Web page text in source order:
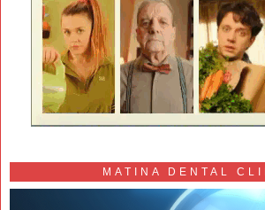
MATINA DENTAL